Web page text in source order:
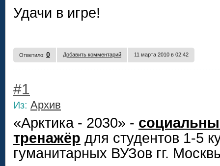
Удачи в игре!
Ответило: 0 Добавить комментарий 11 марта 2010 в 02:42
#1
Из: Архив
«Арктика - 2030» -
тренажёр для студентов 1-5
гуманитарных ВУЗов гг.